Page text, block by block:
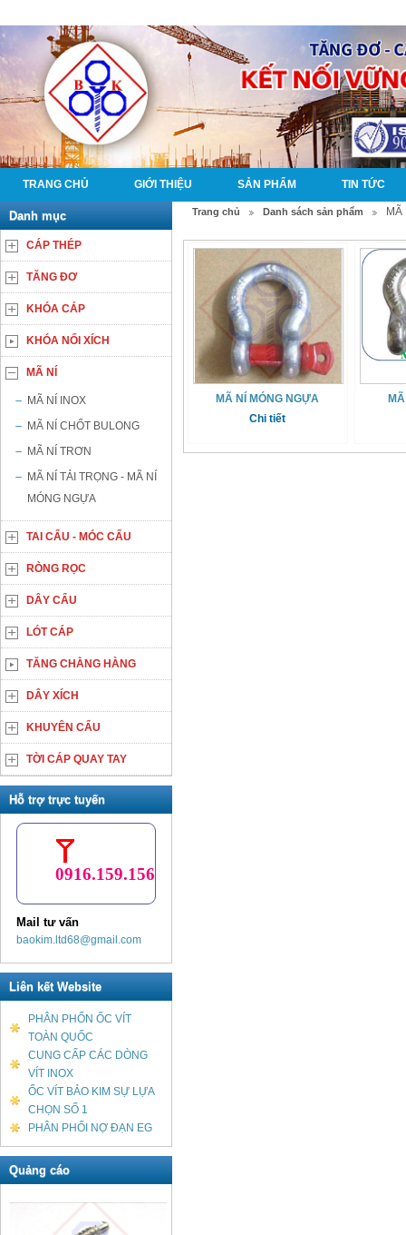
TRANG CHỦ GIỚI THIỆU SẢN PHẨM TIN TỨC
Trang chủ Danh sách sản phẩm MÃ
MÃ NÍ MÓNG NGỰA
Chi tiết
Danh mục
CÁP THÉP
TĂNG ĐƠ
KHÓA CÁP
KHÓA NỐI XÍCH
MÃ NÍ
MÃ NÍ INOX
MÃ NÍ CHỐT BULONG
MÃ NÍ TRƠN
MÃ NÍ TẢI TRỌNG - MÃ NÍ
MÓNG NGỰA
TAI CẨU - MÓC CẨU
RÒNG RỌC
DÂY CẨU
LÓT CÁP
TĂNG CHẰNG HÀNG
DÂY XÍCH
KHUYÊN CẨU
TỜI CÁP QUAY TAY
Hỗ trợ trực tuyến
0916.159.156
Mail tư vấn
baokim.ltd68@gmail.com
Liên kết Website
PHÂN PHỐN ỐC VÍT
TOÀN QUỐC
CUNG CẤP CÁC DÒNG
VÍT INOX
ỐC VÍT BẢO KIM SỰ LỰA
CHỌN SỐ 1
PHÂN PHỐI NỢ ĐẠN EG
Quảng cáo